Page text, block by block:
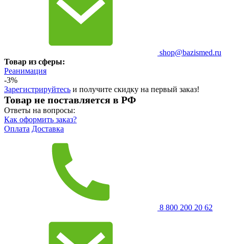
shop@bazismed.ru
Товар из сферы:
Реанимация
-3%
Зарегистрируйтесь и получите скидку на первый заказ!
Товар не поставляется в РФ
Ответы на вопросы:
Как оформить заказ?
Оплата Доставка
8 800 200 20 62